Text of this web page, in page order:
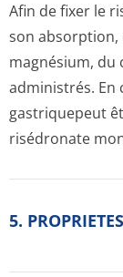
Afin de fixer le
son absorption,
magnésium,
administrés. En
gastriquepeut
risédronate
5.